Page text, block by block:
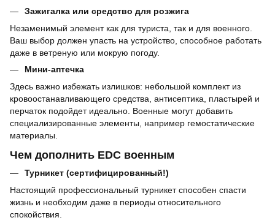
Зажигалка или средство для розжига
Незаменимый элемент как для туриста, так и для военного.
Ваш выбор должен упасть на устройство, способное работать
даже в ветреную или мокрую погоду.
Мини-аптечка
Здесь важно избежать излишков: небольшой комплект из
кровоостанавливающего средства, антисептика, пластырей и
перчаток подойдет идеально. Военные могут добавить
специализированные элементы, например гемостатические
материалы.
Чем дополнить EDC военным
Турникет (сертифицированный!)
Настоящий профессиональный турникет способен спасти
жизнь и необходим даже в периоды относительного
спокойствия.